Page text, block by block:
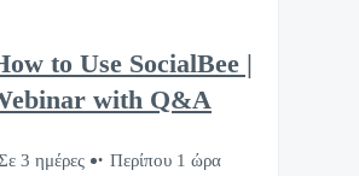
to Use SocialBee |
with Q&A
3 ημέρες
Περίπου 1 ώρα